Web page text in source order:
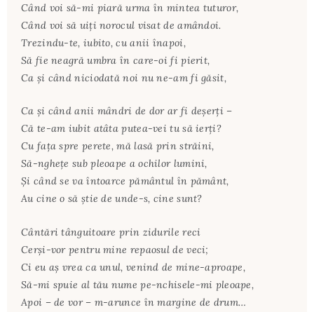
Când voi să-mi piară urma în mintea tuturor,
Când voi să uiţi norocul visat de amândoi.
Trezindu-te, iubito, cu anii înapoi,
Să fie neagră umbra în care-oi fi pierit,
Ca şi când niciodată noi nu ne-am fi găsit,
Ca şi când anii mândri de dor ar fi deşerţi –
Că te-am iubit atâta putea-vei tu să ierţi?
Cu faţa spre perete, mă lasă prin străini,
Să-ngheţe sub pleoape a ochilor lumini,
Şi când se va întoarce pământul în pământ,
Au cine o să ştie de unde-s, cine sunt?
Cântări tânguitoare prin zidurile reci
Cerşi-vor pentru mine repaosul de veci;
Ci eu aş vrea ca unul, venind de mine-aproape,
Să-mi spuie al tău nume pe-nchisele-mi pleoape,
Apoi – de vor – m-arunce în margine de drum…